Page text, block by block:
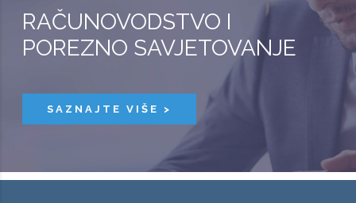
RAČUNOVODSTVO I
POREZNO SAVJETOVANJE
SAZNAJTE VIŠE >